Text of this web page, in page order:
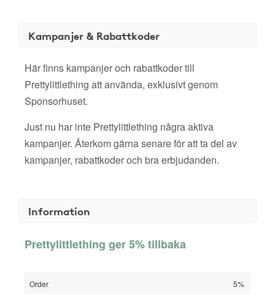
Kampanjer & Rabattkoder
Här finns kampanjer och rabattkoder till
Prettylittlething att använda, exklusivt genom
Sponsorhuset.
Just nu har inte Prettylittlething några aktiva
kampanjer. Återkom gärna senare för att ta del av
kampanjer, rabattkoder och bra erbjudanden.
Information
Prettylittlething ger 5% tillbaka
Order 5%